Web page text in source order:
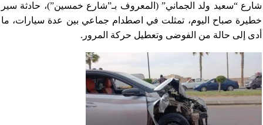
شارع “سعيد ولد الجماني” (المعروف بـ”شارع خمسين”)، حادثة سير
خطيرة صباح اليوم، تمثلت في اصطدام جماعي بين عدة سيارات، ما
أدى إلى حالة من الفوضى وتعطيل حركة المرور.